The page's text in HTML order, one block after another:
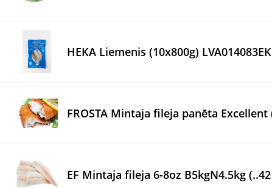
HEKA Liemenis (10x800g) LVA014083EK
FROSTA Mintaja fileja panēta Excellent
EF Mintaja fileja 6-8oz B5kgN4.5kg